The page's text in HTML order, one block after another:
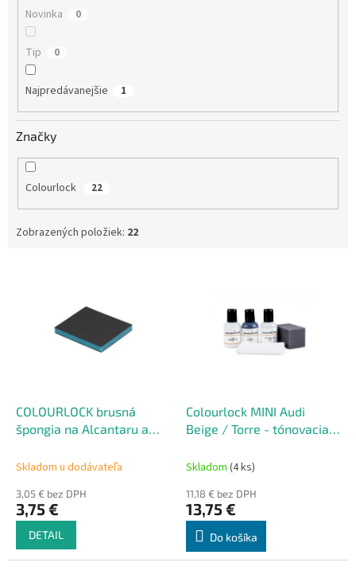
Novinka 0
Tip 0
Najpredávanejšie 1
Značky
Colourlock 22
Zobrazených položiek: 22
COLOURLOCK brusná
špongia na Alcantaru a
materiálov
Skladom u dodávateľa
3,05 € bez DPH
3,75 €
DETAIL
Colourlock MINI Audi
Beige / Torre - tónovacia
50 ml
Skladom (4 ks)
11,18 € bez DPH
13,75 €
Do košíka